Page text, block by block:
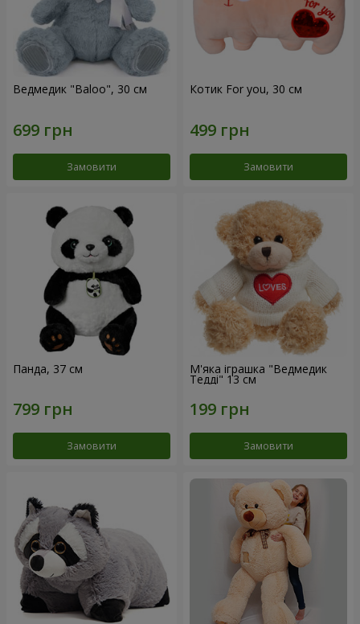
Ведмедик "Baloo", 30 см
Замовити
Котик For you, 30 см
Замовити
Панда, 37 см
Замовити
М'яка іграшка "Ведмедик
Тедді" 13 см
Замовити